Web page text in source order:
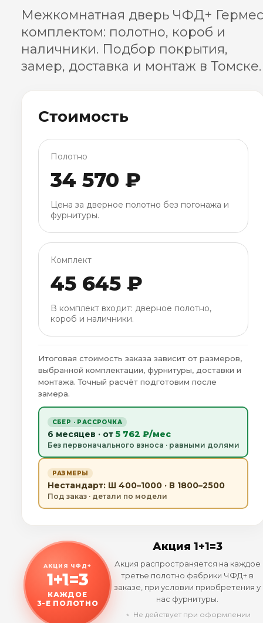
Межкомнатная дверь ЧФД+ Гермес
комплектом: полотно, короб и
наличники. Подбор покрытия,
замер, доставка и монтаж в Томске.
Стоимость
Полотно
34 570 ₽
Цена за дверное полотно без погонажа и
фурнитуры.
Комплект
45 645 ₽
В комплект входит: дверное полотно,
короб и наличники.
Итоговая стоимость заказа зависит от размеров,
выбранной комплектации, фурнитуры, доставки и
монтажа. Точный расчёт подготовим после
замера.
СБЕР · РАССРОЧКА
6 месяцев · от 5 762 ₽/мес
Без первоначального взноса · равными долями
РАЗМЕРЫ
Нестандарт: Ш 400–1000 · В 1800–2500
Под заказ · детали по модели
АКЦИЯ ЧФД+
1+1=3
КАЖДОЕ
3-Е ПОЛОТНО
Акция 1+1=3
Акция распространяется на каждое
третье полотно фабрики ЧФД+ в
заказе, при условии приобретения у
нас фурнитуры.
﹡ Не действует при оформлении